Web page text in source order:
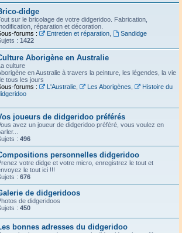
didge
sur le bricolage de votre didgeridoo. Fabrication,
réparation et décoration.
forums :
Entretien et réparation,
Sandidge
: 1422
Aborigène en Australie
culture
en Australie à travers la peinture, les légendes, la vie
tous les jours
forums :
L'Australie, Les Aborigènes
Histoire du
joueurs de didgeridoo préférés
avez un joueur de didgeridoo préféré, vous voulez en
: 496
personnelles didgeridoo
votre didge et votre micro, enregistrez le tout et
le tout ici !!!
: 676
de didgeridoos
de didgeridoos
: 450
bonnes adresses du didgeridoo